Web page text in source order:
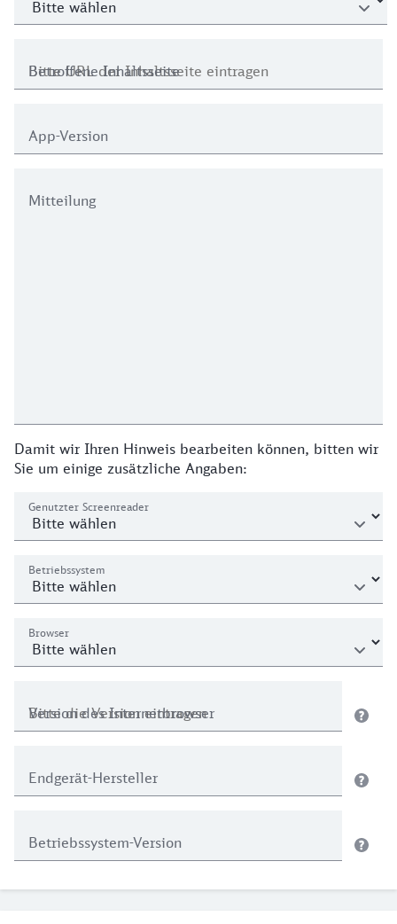
Betroffene Inhaltsseite
App-Version
Mitteilung
Damit wir Ihren Hinweis bearbeiten können, bitten wir
Sie um einige zusätzliche Angaben:
Genutzter Screenreader
Betriebssystem
Browser
Version des Internetbrowser
Endgerät-Hersteller
Betriebssystem-Version